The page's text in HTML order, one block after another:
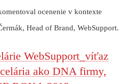
ocenenie v kontexte
, Head of Brand, WebSupport.